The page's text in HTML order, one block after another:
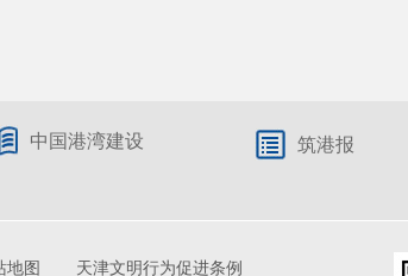
中国港湾建设 筑港报
地图 天津文明行为促进条例